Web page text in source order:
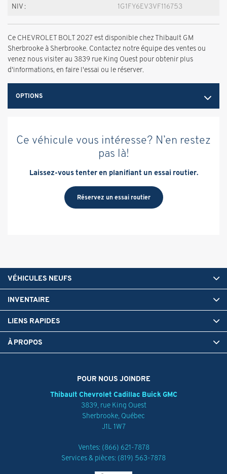
NIV : 1G1FY6EV3VF116753
Ce CHEVROLET BOLT 2027 est disponible chez Thibault GM
Sherbrooke à Sherbrooke. Contactez notre équipe des ventes ou
venez nous visiter au 3839 rue King Ouest pour obtenir plus
d'informations, en faire l'essai ou le réserver.
OPTIONS
Ce véhicule vous intéresse? N’en restez
pas là!
Laissez-vous tenter en planifiant un essai routier.
Réservez un essai routier
POUR NOUS JOINDRE
Thibault Chevrolet Cadillac Buick GMC
3839, rue King Ouest
Sherbrooke, Québec
J1L 1W7
Ventes: (866) 621-7878
Services & pièces: (819) 563-7878
VÉHICULES NEUFS
INVENTAIRE
LIENS RAPIDES
À PROPOS